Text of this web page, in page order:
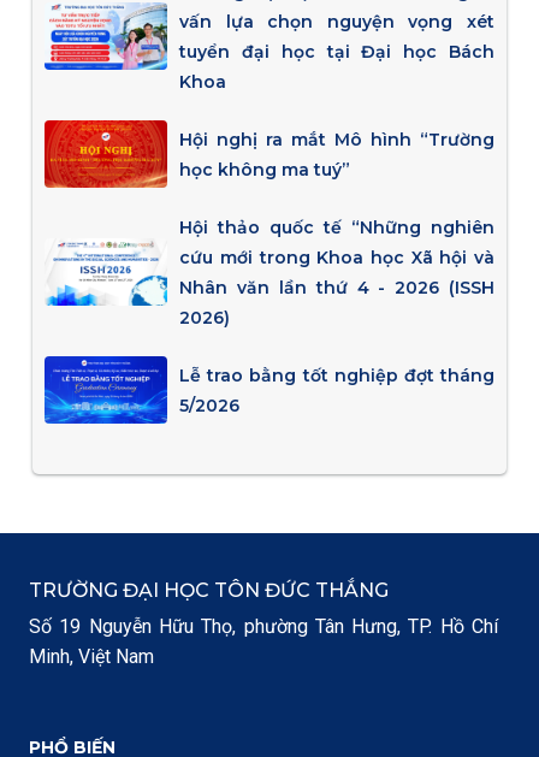
vấn lựa chọn nguyện vọng xét
tuyển đại học tại Đại học Bách
Khoa
Hội nghị ra mắt Mô hình “Trường
học không ma tuý”
Hội thảo quốc tế “Những nghiên
cứu mới trong Khoa học Xã hội và
Nhân văn lần thứ 4 - 2026 (ISSH
2026)
Lễ trao bằng tốt nghiệp đợt tháng
5/2026
TRƯỜNG ĐẠI HỌC TÔN ĐỨC THẮNG
Số 19 Nguyễn Hữu Thọ, phường Tân Hưng, TP. Hồ Chí
Minh, Việt Nam
PHỔ BIẾN